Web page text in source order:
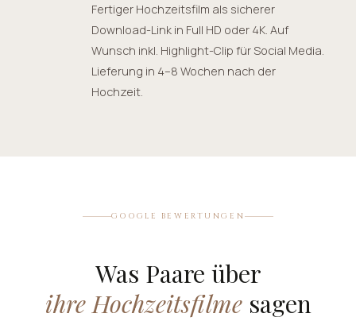
Fertiger Hochzeitsfilm als sicherer
Download-Link in Full HD oder 4K. Auf
Wunsch inkl. Highlight-Clip für Social Media.
Lieferung in 4–8 Wochen nach der
Hochzeit.
GOOGLE BEWERTUNGEN
Was Paare über
ihre Hochzeitsfilmesagen